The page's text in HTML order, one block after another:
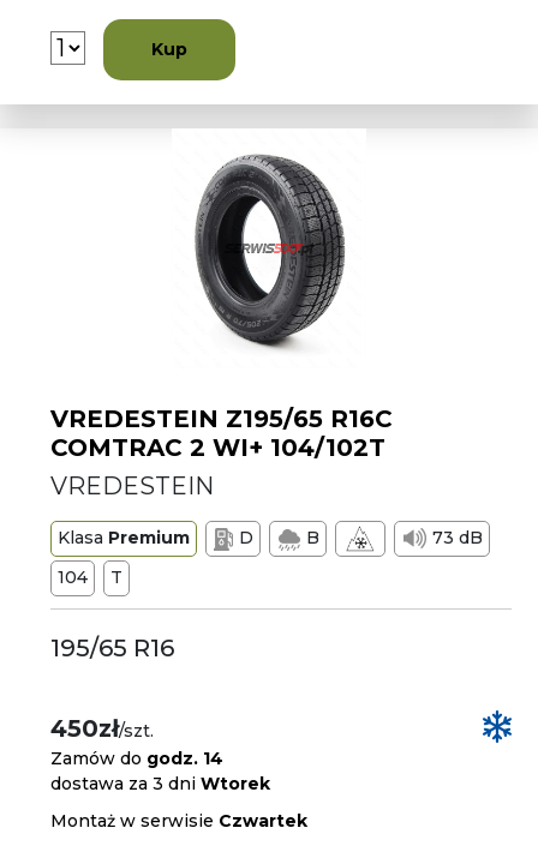
Kup
VREDESTEIN Z195/65 R16C
COMTRAC 2 WI+ 104/102T
VREDESTEIN
Klasa Premium D B
73 dB
104
T
195/65 R16
450zł/szt.
Zamów do godz. 14
dostawa za 3 dniWtorek
Montaż w serwisie Czwartek